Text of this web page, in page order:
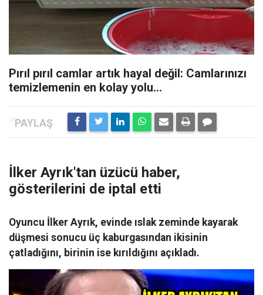
Pırıl pırıl camlar artık hayal değil: Camlarınızı
temizlemenin en kolay yolu...
İlker Ayrık'tan üzücü haber,
gösterilerini de iptal etti
Oyuncu İlker Ayrık, evinde ıslak zeminde kayarak
düşmesi sonucu üç kaburgasından ikisinin
çatladığını, birinin ise kırıldığını açıkladı.